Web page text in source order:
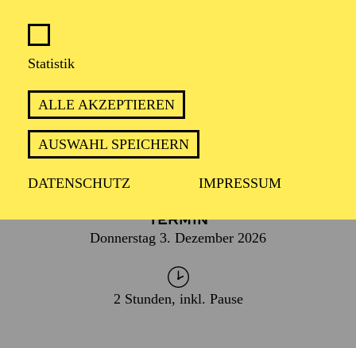
Statistik
ALLE AKZEPTIEREN
AUSWAHL SPEICHERN
DATENSCHUTZ IMPRESSUM
TICKETS
TERMIN
Donnerstag 3. Dezember 2026
2 Stunden, inkl. Pause